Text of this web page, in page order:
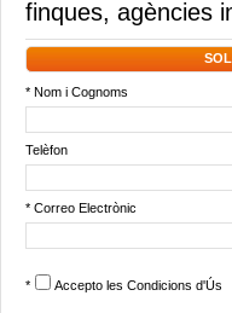
finques, agències
* Nom i Cognoms
Telèfon
* Correo Electrònic
* Accepto les Condicions d'Ús